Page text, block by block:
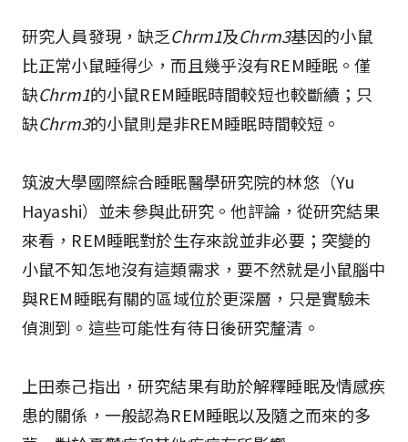
研究人員發現，缺乏Chrm1及Chrm3基因的小鼠
比正常小鼠睡得少，而且幾乎沒有REM睡眠。僅
缺Chrm1的小鼠REM睡眠時間較短也較斷續；只
缺Chrm3的小鼠則是非REM睡眠時間較短。
筑波大學國際綜合睡眠醫學研究院的林悠（Yu
Hayashi）並未參與此研究。他評論，從研究結果
來看，REM睡眠對於生存來說並非必要；突變的
小鼠不知怎地沒有這類需求，要不然就是小鼠腦中
與REM睡眠有關的區域位於更深層，只是實驗未
偵測到。這些可能性有待日後研究釐清。
上田泰己指出，研究結果有助於解釋睡眠及情感疾
患的關係，一般認為REM睡眠以及隨之而來的多